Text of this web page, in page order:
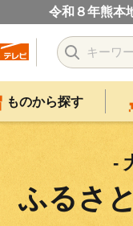
令和８年熊本
ものから探す
-
ふるさ